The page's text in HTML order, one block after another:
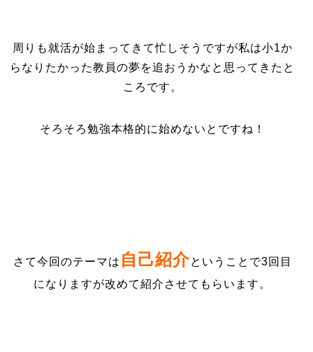
周りも就活が始まってきて忙しそうですが私は小1か
らなりたかった教員の夢を追おうかなと思ってきたと
ころです。
そろそろ勉強本格的に始めないとですね！
さて今回のテーマは 自己紹介ということで3回目
になりますが改めて紹介させてもらいます。